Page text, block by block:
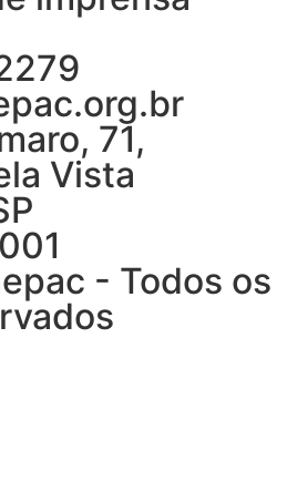
71,
Vista
- Todos os